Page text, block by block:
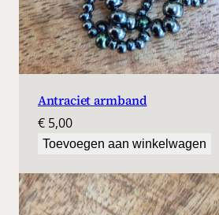
Antraciet armband
€ 5,00
Toevoegen aan winkelwagen